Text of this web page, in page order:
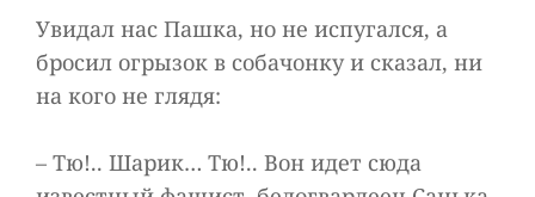
Увидал нас Пашка, но не испугался, а
бросил огрызок в собачонку и сказал, ни
на кого не глядя:
– Тю!.. Шарик… Тю!.. Вон идет сюда